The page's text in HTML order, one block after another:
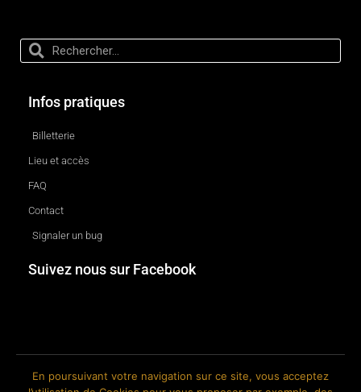
Infos pratiques
Billetterie
Lieu et accès
FAQ
Contact
Signaler un bug
Suivez nous sur Facebook
En poursuivant votre navigation sur ce site, vous acceptez